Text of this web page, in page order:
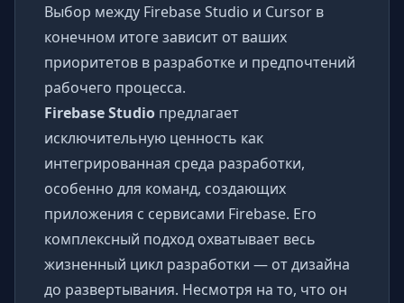
Выбор между Firebase Studio и Cursor в
конечном итоге зависит от ваших
приоритетов в разработке и предпочтений
рабочего процесса.
Firebase Studio предлагает
исключительную ценность как
интегрированная среда разработки,
особенно для команд, создающих
приложения с сервисами Firebase. Его
комплексный подход охватывает весь
жизненный цикл разработки — от дизайна
до развертывания. Несмотря на то, что он